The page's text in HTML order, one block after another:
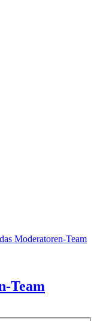
Moderatoren-Team
Team